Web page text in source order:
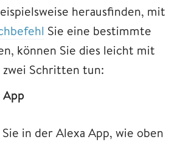
herausfinden, mit
Sie eine bestimmte
können Sie dies leicht mit
Schritten tun:
App
in der Alexa App, wie oben